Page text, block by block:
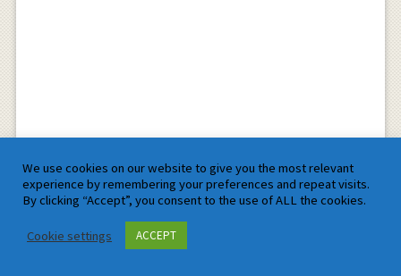
Pin It
We use cookies on our website to give you the most relevant
experience by remembering your preferences and repeat visits.
By clicking “Accept”, you consent to the use of ALL the cookies.
Cookie settings ACCEPT